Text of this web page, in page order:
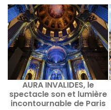
AURA INVALIDES, le
spectacle son et lumière
incontournable de Paris